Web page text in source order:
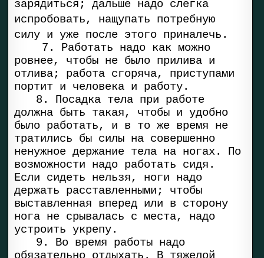
зарядиться; дальше надо слегка
испробовать, нащупать потребную
силу и уже после этого приналечь.
7. Работать надо как можно
ровнее, чтобы не было прилива и
отлива; работа сгоряча, приступами
портит и человека и работу.
8. Посадка тела при работе
должна быть такая, чтобы и удобно
было работать, и в то же время не
тратились бы силы на совершенно
ненужное держание тела на ногах. По
возможности надо работать сидя.
Если сидеть нельзя, ноги надо
держать расставленными; чтобы
выставленная вперед или в сторону
нога не срывалась с места, надо
устроить укрепу.
9. Во время работы надо